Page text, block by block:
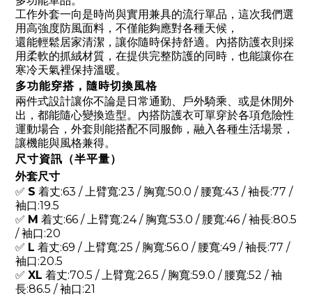
工作外套一向是時尚與實用兼具的流行單品，這次我們選
用高強度防風面料，不僅能夠應對各種天候，
還能輕鬆居家清潔，讓你隨時保持舒適。內搭防護衣則採
用柔軟的抓絨材質，在提供完整防護的同時，也能讓你在
寒冷天氣裡保持溫暖。
多功能穿搭，隨時切換風格
兩件式設計讓你不論是日常通勤、戶外騎乘、或是休閒外
出，都能隨心變換造型。內搭防護衣可單穿於各項危險性
運動場合，外套則能搭配不同服飾，融入各種生活場景，
讓機能與風格兼得。
尺寸資訊（半平量）
外套尺寸
✅ S 着丈:63 / 上臂寬:23 / 胸寬:50.0 / 腰寬:43 / 袖長:77 /
袖口:19.5
✅ M 着丈:66 / 上臂寬:24 / 胸寬:53.0 / 腰寬:46 / 袖長:80.5
/ 袖口:20
✅ L 着丈:69 / 上臂寬:25 / 胸寬:56.0 / 腰寬:49 / 袖長:77 /
袖口:20.5
✅ XL 着丈:70.5 / 上臂寬:26.5 / 胸寬:59.0 / 腰寬:52 / 袖
長:86.5 / 袖口:21